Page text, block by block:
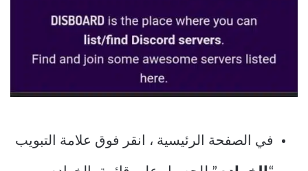
في الصفحة الرئيسية ، انقر فوق علامة التبويب